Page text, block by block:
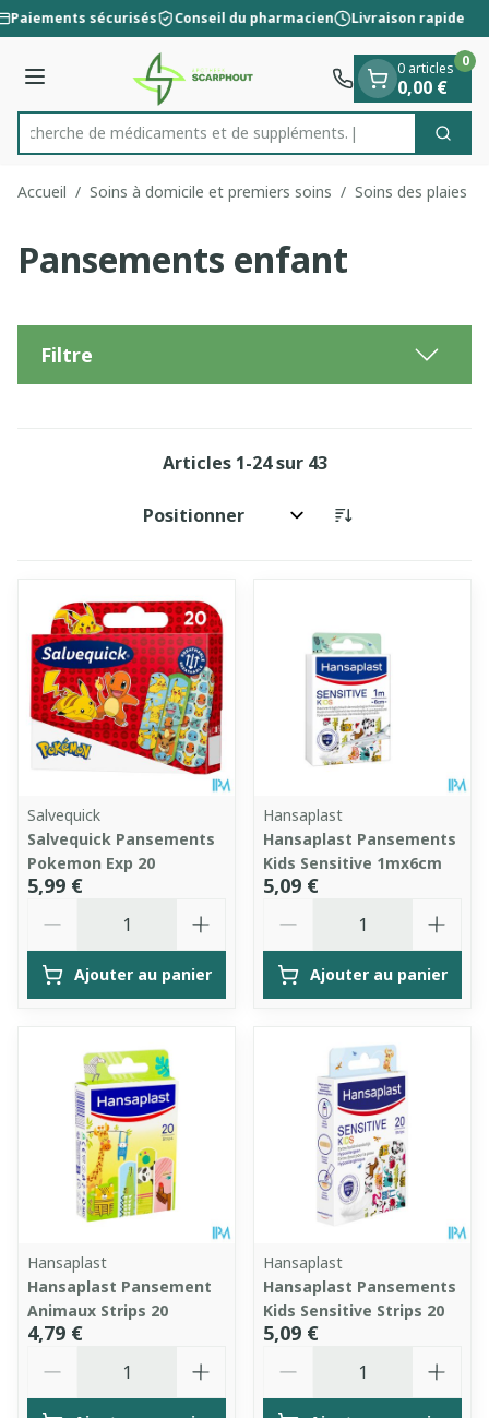
Aller au contenu
1 de 1
Paiements sécurisés Conseil du pharmacien Livraison rapide
Menu
Rechercher
Recherche de médicaments
0 articles
0,00 €
0
Accueil / Soins à domicile et premiers soins / Soins des plaies
Pansements enfant
Filtre
Articles 1-24sur 43
Trier par:
Salvequick
Salvequick Pansements
Pokemon Exp 20
5,99 €
Ajouter au panier
Hansaplast
Hansaplast Pansements
Kids Sensitive 1mx6cm
5,09 €
Ajouter au panier
Hansaplast
Hansaplast Pansement
Animaux Strips 20
4,79 €
Hansaplast
Hansaplast Pansements
Kids Sensitive Strips 20
5,09 €